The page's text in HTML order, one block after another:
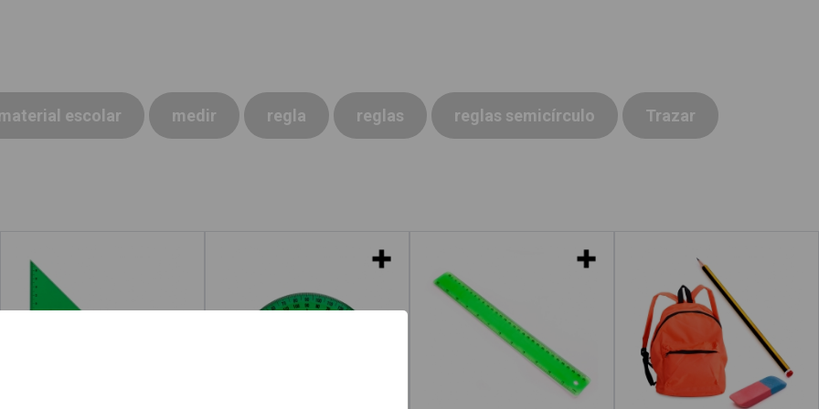
escolar medir regla reglas reglas semicírculo Trazar
acerca de "Escuadra"
Escuadra
Leer más
Material escolar